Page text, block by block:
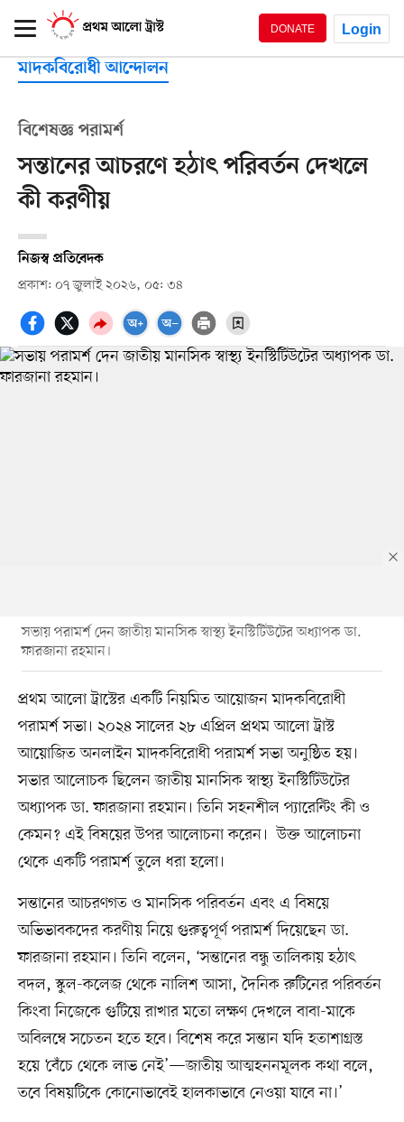
DONATE Login
মাদকবিরোধী আন্দোলন
বিশেষজ্ঞ পরামর্শ
সন্তানের আচরণে হঠাৎ পরিবর্তন দেখলে
কী করণীয়
নিজস্ব প্রতিবেদক
প্রকাশ: ০৭ জুলাই ২০২৬, ০৫: ৩৪
সভায় পরামর্শ দেন জাতীয় মানসিক স্বাস্থ্য ইনস্টিটিউটের অধ্যাপক ডা.
ফারজানা রহমান।
প্রথম আলো ট্রাস্টের একটি নিয়মিত আয়োজন মাদকবিরোধী
পরামর্শ সভা। ২০২৪ সালের ২৮ এপ্রিল প্রথম আলো ট্রাস্ট
আয়োজিত অনলাইন মাদকবিরোধী পরামর্শ সভা অনুষ্ঠিত হয়।
সভার আলোচক ছিলেন জাতীয় মানসিক স্বাস্থ্য ইনস্টিটিউটের
অধ্যাপক ডা. ফারজানা রহমান। তিনি সহনশীল প্যারেন্টিং কী ও
কেমন? এই বিষয়ের উপর আলোচনা করেন। উক্ত আলোচনা
থেকে একটি পরামর্শ তুলে ধরা হলো।
সন্তানের আচরণগত ও মানসিক পরিবর্তন এবং এ বিষয়ে
অভিভাবকদের করণীয় নিয়ে গুরুত্বপূর্ণ পরামর্শ দিয়েছেন ডা.
ফারজানা রহমান। তিনি বলেন, ‘সন্তানের বন্ধু তালিকায় হঠাৎ
বদল, স্কুল-কলেজ থেকে নালিশ আসা, দৈনিক রুটিনের পরিবর্তন
কিংবা নিজেকে গুটিয়ে রাখার মতো লক্ষণ দেখলে বাবা-মাকে
অবিলম্বে সচেতন হতে হবে। বিশেষ করে সন্তান যদি হতাশাগ্রস্ত
হয়ে ‘বেঁচে থেকে লাভ নেই’—জাতীয় আত্মহননমূলক কথা বলে,
তবে বিষয়টিকে কোনোভাবেই হালকাভাবে নেওয়া যাবে না।’